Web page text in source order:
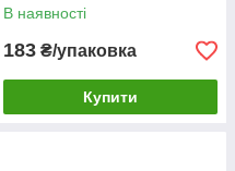
В наявності
183 ₴/упаковка
Купити